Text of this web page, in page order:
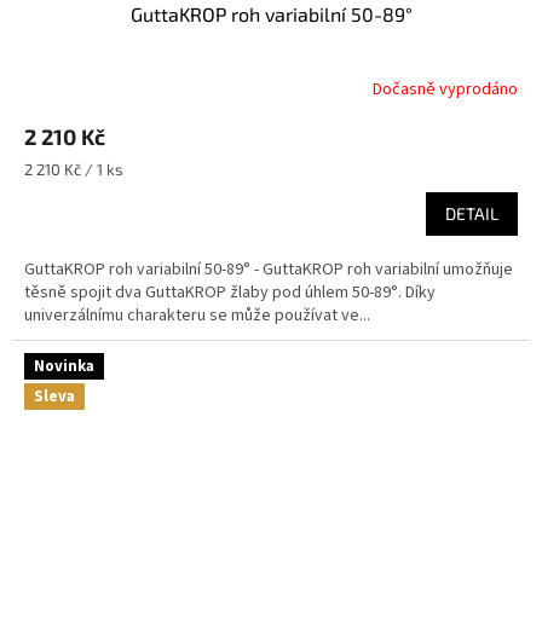
GuttaKROP roh variabilní 50-89°
Dočasně vyprodáno
2 210 Kč
Měrná
2 210 Kč / 1 ks
DETAIL
GuttaKROP roh variabilní 50-89° - GuttaKROP roh variabilní umožňuje
těsně spojit dva GuttaKROP žlaby pod úhlem 50-89°. Díky
univerzálnímu charakteru se může používat ve...
Novinka
Sleva